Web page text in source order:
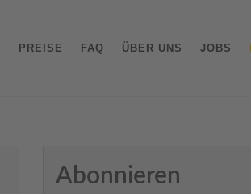
PREISE FAQ ÜBER UNS JOBS
Abonnieren